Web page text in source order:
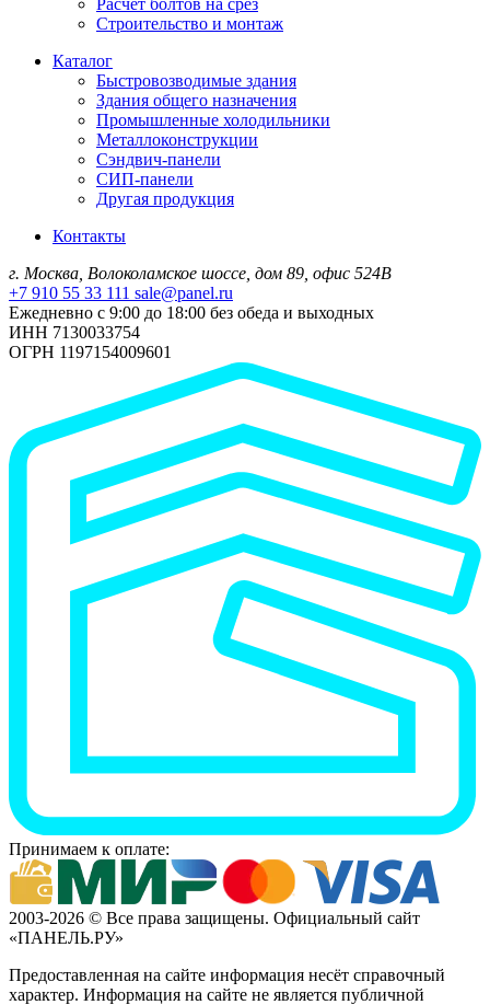
Расчет болтов на срез
Строительство и монтаж
Каталог
Быстровозводимые здания
Здания общего назначения
Промышленные холодильники
Металлоконструкции
Сэндвич-панели
СИП-панели
Другая продукция
Контакты
г. Москва, Волоколамское шоссе, дом 89, офис 524В
+7 910 55 33 111 sale@panel.ru
Ежедневно с 9:00 до 18:00 без обеда и выходных
ИНН 7130033754
ОГРН 1197154009601
Принимаем к оплате:
2003-2026 © Все права защищены. Официальный сайт
«ПАНЕЛЬ.РУ»
Предоставленная на сайте информация несёт справочный
характер. Информация на сайте не является публичной